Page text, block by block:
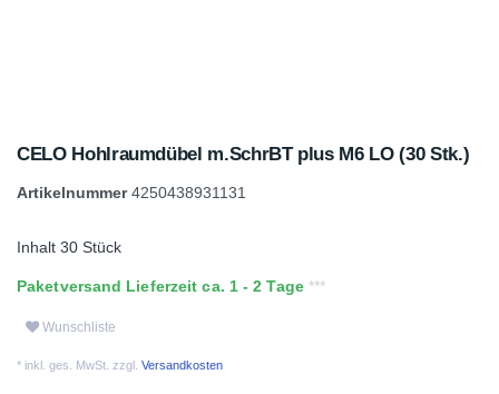
CELO Hohlraumdübel m.SchrBT plus M6 LO (30 Stk.)
Artikelnummer4250438931131
Inhalt 30 Stück
Paketversand Lieferzeit ca. 1 - 2 Tage
Wunschliste
* inkl. ges. MwSt. zzgl. Versandkosten